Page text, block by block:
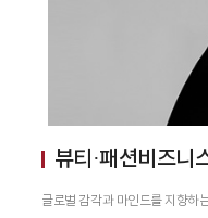
뷰티·패션비즈니
글로벌 감각과 마인드를 지향하